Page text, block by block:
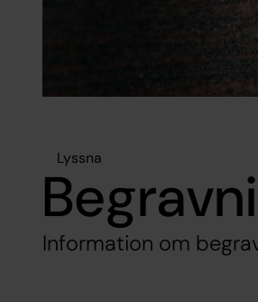
Lyssna
Information om